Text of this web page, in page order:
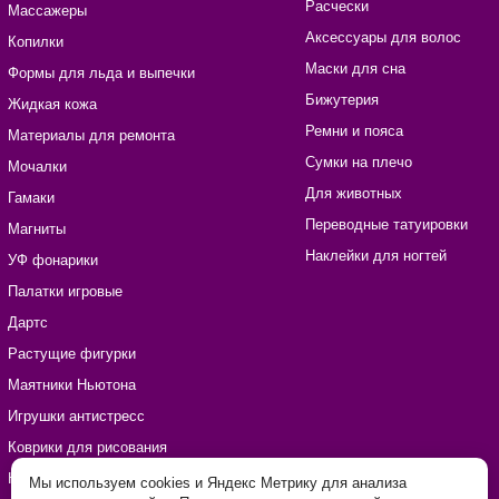
Массажеры
Копилки
Формы для льда и выпечки
Жидкая кожа
Материалы для ремонта
Мочалки
Гамаки
Магниты
УФ фонарики
Палатки игровые
Дартс
Растущие фигурки
Маятники Ньютона
Игрушки антистресс
Коврики для рисования
Наборы для рукоделия
Расчески
Аксессуары для волос
Маски для сна
Бижутерия
Ремни и пояса
Сумки на плечо
Для животных
Переводные татуировки
Наклейки для ногтей
Мы используем cookies и Яндекс Метрику для анализа